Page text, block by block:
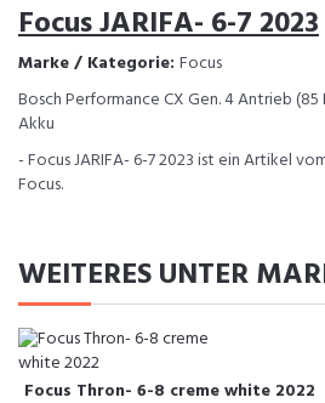
Focus JARIFA- 6-7 2023
Marke / Kategorie: Focus
Bosch Performance CX Gen. 4 Antrieb
Akku
- Focus JARIFA- 6-7 2023 ist ein Artikel
Focus.
WEITERES UNTER
Focus Thron- 6-8 creme white 2022